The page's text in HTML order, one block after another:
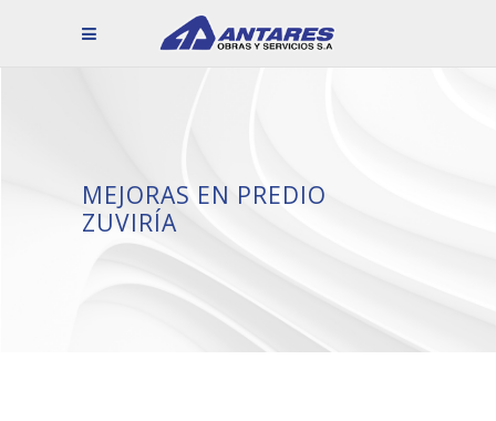
MEJORAS EN PREDIO
ZUVIRÍA